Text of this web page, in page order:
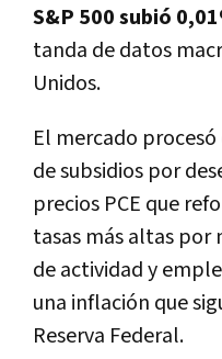
S&P 500 subió
tanda de datos
Unidos.
El mercado
de subsidios por
precios PCE que
tasas más altas por
de actividad y
una inflación que
Reserva Federal.